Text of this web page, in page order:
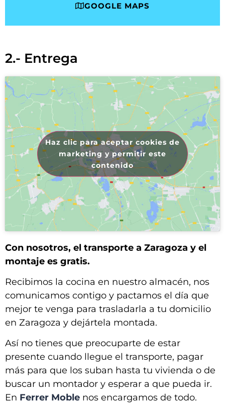
GOOGLE MAPS
2.- Entrega
Haz clic para aceptar cookies de
marketing y permitir este
contenido
Con nosotros, el transporte a Zaragoza y el
montaje es gratis.
Recibimos la cocina en nuestro almacén, nos
comunicamos contigo y pactamos el día que
mejor te venga para trasladarla a tu domicilio
en Zaragoza y dejártela montada.
Así no tienes que preocuparte de estar
presente cuando llegue el transporte, pagar
más para que los suban hasta tu vivienda o de
buscar un montador y esperar a que pueda ir.
En Ferrer Moble nos encargamos de todo.